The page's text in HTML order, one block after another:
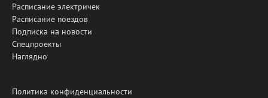
Расписание электричек
Расписание поездов
Подписка на новости
Спецпроекты
Наглядно
Политика конфиденциальности